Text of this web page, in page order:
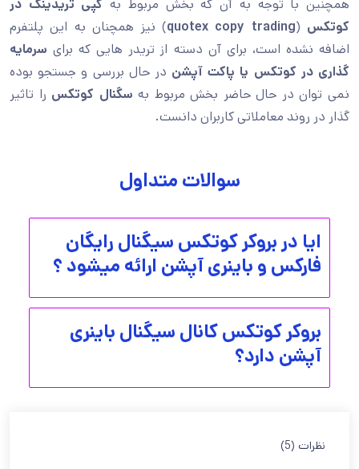
همچنین با توجه به آن که بخش مربوط به کپی تریدینگ در
کوتکس (
quotex copy trading) نیز همچنان به این پلتفرم
اضافه نشده است، برای آن دسته از تریدر هایی که برای سرمایه
گذاری در کوتکس یا پاکت آپشن در حال بررسی و جستجو بوده
نمی توان در حال حاضر بخش مربوط به سگنال کوتکس را تاثیر
گذار در روند معاملاتی کاربران دانست.
سوالات متداول
ایا در بروکر کوتکس سیگنال رایگان
فارکس و باینری آپشن ارائه میشود ؟
بروکر کوتکس کانال سیگنال باینری
آپشن دارد؟
نظرات (5)